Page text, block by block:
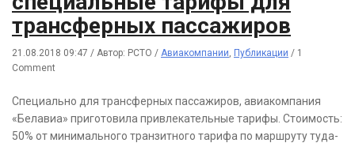
трансферных пассажиров
21.08.2018 09:47 / Автор: РСТО / Авиакомпании Публикации / 1
Comment
Специально для трансферных пассажиров, авиакомпания
«Белавиа» приготовила привлекательные тарифы. Стоимость:
50% от минимального транзитного тарифа по маршруту туда-